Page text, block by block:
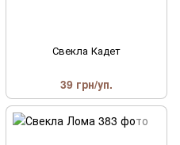
Свекла Кадет
39 грн/уп.